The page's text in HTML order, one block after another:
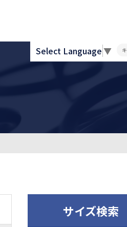
Select Language▼
サイズ検索